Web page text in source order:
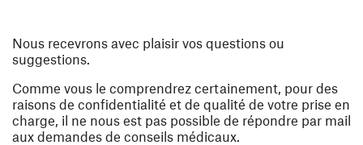
Nous recevrons avec plaisir vos questions ou
suggestions.
Comme vous le comprendrez certainement, pour des
raisons de confidentialité et de qualité de votre prise en
charge, il ne nous est pas possible de répondre par mail
aux demandes de conseils médicaux.